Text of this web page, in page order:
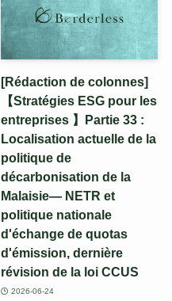
[Rédaction de colonnes]
【Stratégies ESG pour les
entreprises 】Partie 33 :
Localisation actuelle de la
politique de
décarbonisation de la
Malaisie— NETR et
politique nationale
d'échange de quotas
d'émission, dernière
révision de la loi CCUS
2026-06-24